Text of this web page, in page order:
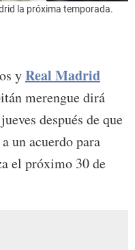
la próxima temporada.
yReal Madrid
merengue dirá
después de que
un acuerdo para
el próximo 30 de